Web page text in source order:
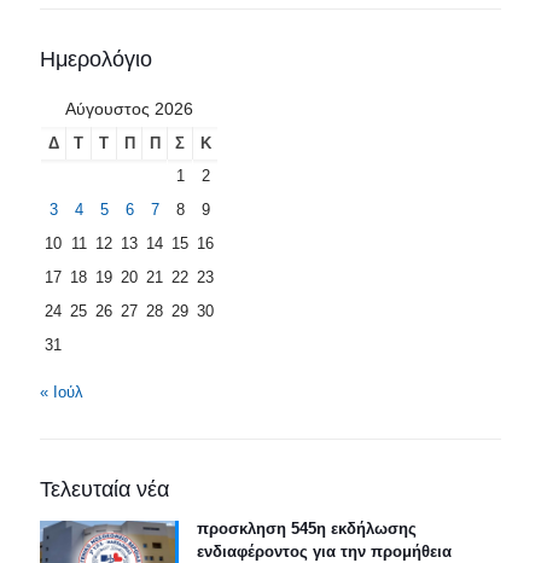
Ημερολόγιο
Αύγουστος 2026
Δ Τ Τ Π Π Σ
Κ
1
2
3
4 5 6 7 8
9
10 11 12 13 14 15 16
17 18 19 20 21 22 23
24 25 26 27 28 29 30
31
« Ιούλ
Τελευταία νέα
προσκληση 545η εκδήλωσης
ενδιαφέροντος για την προμήθεια